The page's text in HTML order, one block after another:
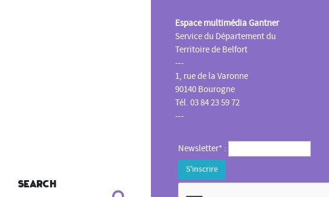
Search
Espace multimédia Gantner
Service du Département du
Territoire de Belfort
---
1, rue de la Varonne
90140 Bourogne
Tél. 03 84 23 59 72
---
Newsletter* :